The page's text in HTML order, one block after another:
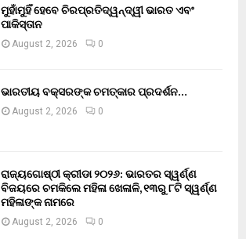
ମୁହାଁମୁହିଁ ହେବେ ଚିରପ୍ରତିଦ୍ୱନ୍ଦ୍ୱୀ ଭାରତ ଏବଂ
ପାକିସ୍ତାନ
August 2, 2026 0
ଭାରତୀୟ ବକ୍ସରଙ୍କ ଚମତ୍କାର ପ୍ରଦର୍ଶନ…
August 2, 2026 0
ରାଜ୍ୟଗୋଷ୍ଠୀ କ୍ରୀଡା ୨୦୨୬: ଭାରତର ସ୍ୱର୍ଣ୍ଣ
ବିଜୟରେ ଚମକିଲେ ମହିଳା ଖେଳାଳି, ୧୩ରୁ ୮ଟି ସ୍ୱର୍ଣ୍ଣ
ମହିଳାଙ୍କ ନାମରେ
August 2, 2026 0